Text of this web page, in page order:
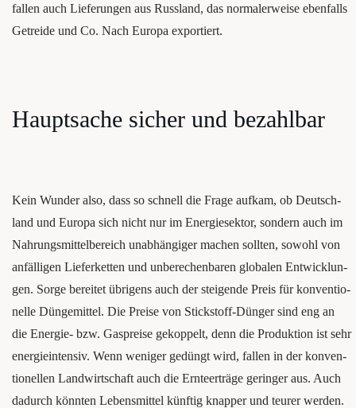
fal­len auch Lie­fe­run­gen aus Russ­land, das nor­ma­ler­wei­se eben­falls
Getrei­de und Co. Nach Euro­pa exportiert.
Haupt­sa­che sicher und bezahlbar
Kein Wun­der also, dass so schnell die Fra­ge auf­kam, ob Deutsch­
land und Euro­pa sich nicht nur im Ener­gie­sek­tor, son­dern auch im
Nah­rungs­mit­tel­be­reich unab­hän­gi­ger machen soll­ten, sowohl von
anfäl­li­gen Lie­fer­ket­ten und unbe­re­chen­ba­ren glo­ba­len Ent­wick­lun­
gen. Sor­ge berei­tet übri­gens auch der stei­gen­de Preis für kon­ven­tio­
nel­le Dün­ge­mit­tel. Die Prei­se von Stick­stoff-Dün­ger sind eng an
die Ener­gie- bzw. Gas­prei­se gekop­pelt, denn die Pro­duk­ti­on ist sehr
ener­gie­in­ten­siv. Wenn weni­ger gedüngt wird, fal­len in der kon­ven­
tio­nel­len Land­wirt­schaft auch die Ern­te­er­trä­ge gerin­ger aus. Auch
dadurch könn­ten Lebens­mit­tel künf­tig knap­per und teu­rer wer­den.